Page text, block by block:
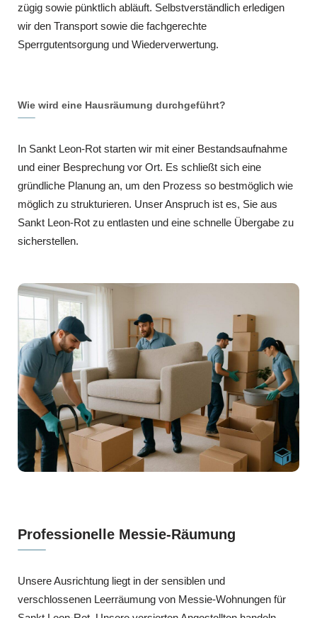
zügig sowie pünktlich abläuft. Selbstverständlich erledigen
wir den Transport sowie die fachgerechte
Sperrgutentsorgung und Wiederverwertung.
Wie wird eine Hausräumung durchgeführt?
In Sankt Leon-Rot starten wir mit einer Bestandsaufnahme
und einer Besprechung vor Ort. Es schließt sich eine
gründliche Planung an, um den Prozess so bestmöglich wie
möglich zu strukturieren. Unser Anspruch ist es, Sie aus
Sankt Leon-Rot zu entlasten und eine schnelle Übergabe zu
sicherstellen.
Professionelle Messie-Räumung
Unsere Ausrichtung liegt in der sensiblen und
verschlossenen Leerräumung von Messie-Wohnungen für